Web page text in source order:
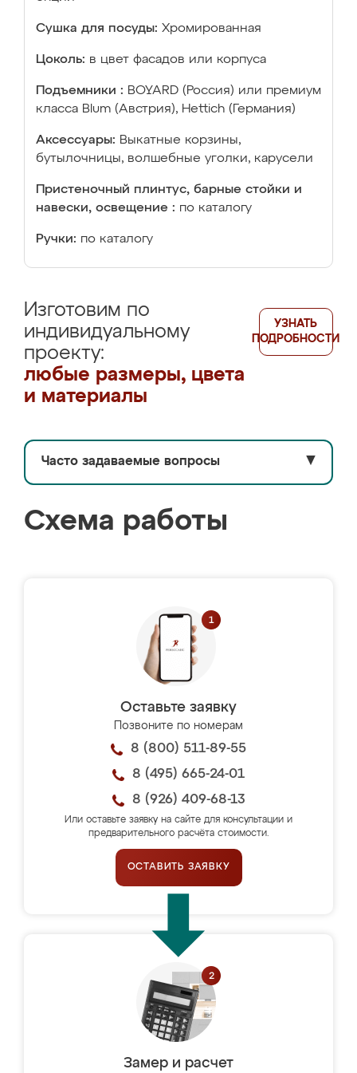
Сушка для посуды: Хромированная
Цоколь: в цвет фасадов или корпуса
Подъемники : BOYARD (Россия) или премиум
класса Blum (Австрия), Hettich (Германия)
Аксессуары: Выкатные корзины,
бутылочницы, волшебные уголки, карусели
Пристеночный плинтус, барные стойки и
навески, освещение : по каталогу
Ручки: по каталогу
Изготовим по
индивидуальному
проекту:
любые размеры, цвета
и материалы
УЗНАТЬ
ПОДРОБНОСТИ
Часто задаваемые вопросы ▼
Схема работы
Оставьте заявку
Позвоните по номерам
8 (800) 511-89-55
8 (495) 665-24-01
8 (926) 409-68-13
Или оставьте заявку на сайте для консультации и
предварительного расчёта стоимости.
ОСТАВИТЬ ЗАЯВКУ
Замер и расчет